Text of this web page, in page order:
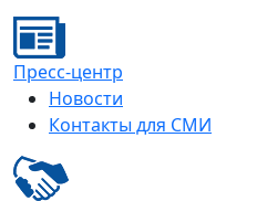
Пресс-центр
Новости
Контакты для СМИ